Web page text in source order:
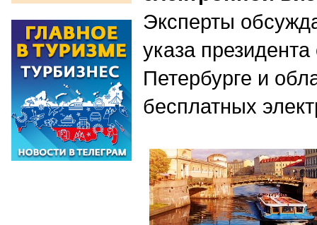
Эксперты
указа
Петербурге и
бесплатных